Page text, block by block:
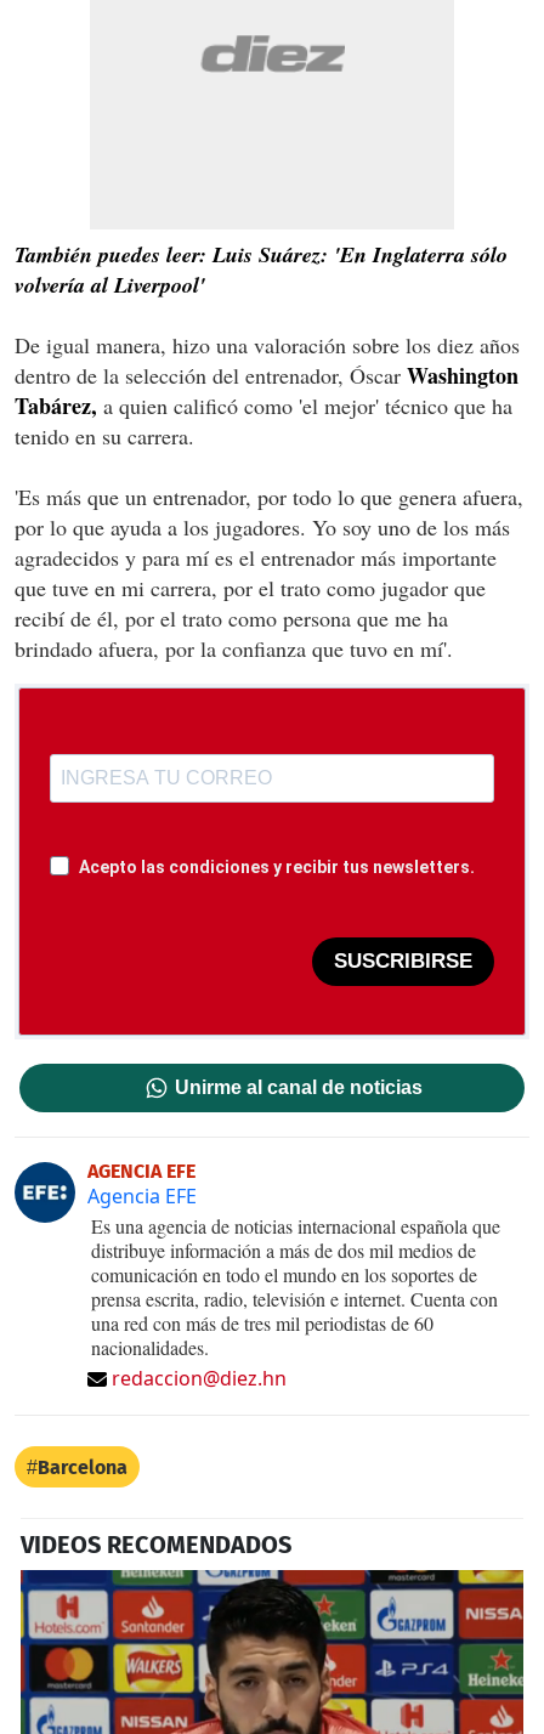
También puedes leer: Luis Suárez: 'En Inglaterra sólo
volvería al Liverpool'
De igual manera, hizo una valoración sobre los diez años
dentro de la selección del entrenador, Óscar Washington
Tabárez, a quien calificó como 'el mejor' técnico que ha
tenido en su carrera.
'Es más que un entrenador, por todo lo que genera afuera,
por lo que ayuda a los jugadores. Yo soy uno de los más
agradecidos y para mí es el entrenador más importante
que tuve en mi carrera, por el trato como jugador que
recibí de él, por el trato como persona que me ha
brindado afuera, por la confianza que tuvo en mí'.
Acepto las condiciones y recibir tus newsletters.
SUSCRIBIRSE
Unirme al canal de noticias
AGENCIA EFE
Agencia EFE
Es una agencia de noticias internacional española que
distribuye información a más de dos mil medios de
comunicación en todo el mundo en los soportes de
prensa escrita, radio, televisión e internet. Cuenta con
una red con más de tres mil periodistas de 60
nacionalidades.
redaccion@diez.hn
Barcelona
VIDEOS RECOMENDADOS